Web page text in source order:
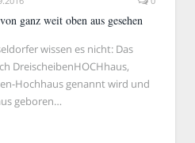
ganz weit oben aus gesehen
wissen es nicht: Das
DreischeibenHOCHhaus,
Hochhaus genannt wird und
geboren…